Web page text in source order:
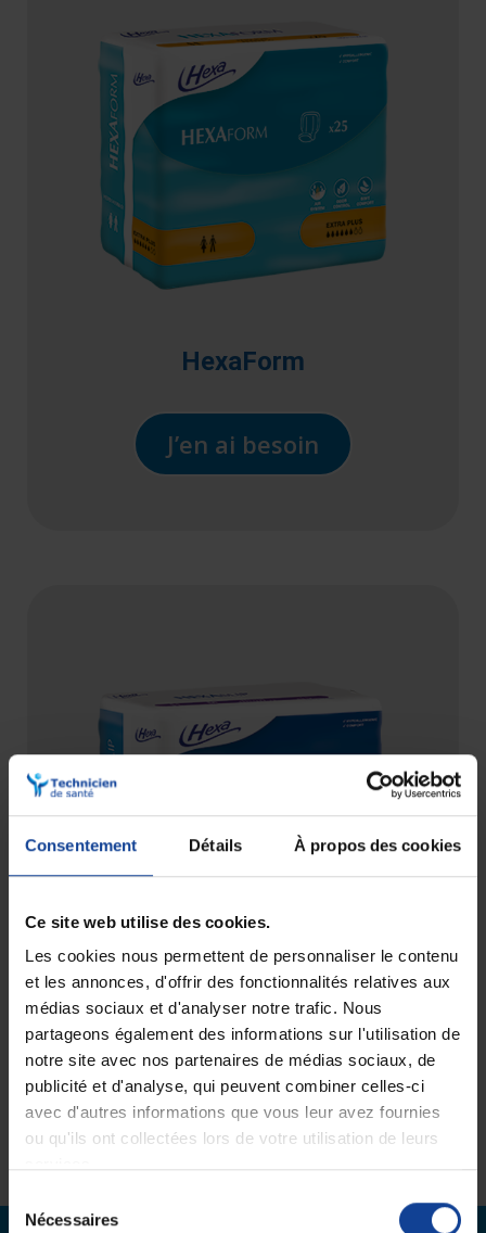
Consentement Détails À propos des cookies
Ce site web utilise des cookies.
Les cookies nous permettent de personnaliser le contenu
et les annonces, d'offrir des fonctionnalités relatives aux
médias sociaux et d'analyser notre trafic. Nous
partageons également des informations sur l'utilisation de
notre site avec nos partenaires de médias sociaux, de
publicité et d'analyse, qui peuvent combiner celles-ci
avec d'autres informations que vous leur avez fournies
ou qu'ils ont collectées lors de votre utilisation de leurs
Nécessaires
HexaForm
J’en ai besoin
HexaSlip
Je suis intéressé(e)